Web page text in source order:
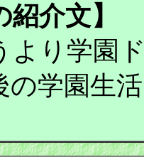
紹介文】
より学園
の学園生